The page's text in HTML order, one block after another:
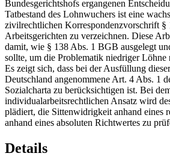
Bundesgerichtshofs ergangenen
Tatbestand des Lohnwuchers ist eine
zivilrechtlichen Korrespondenzvorschrift
Arbeitsgerichten zu verzeichnen. Diese
damit, wie § 138 Abs. 1 BGB ausgelegt
sollte, um die Problematik niedriger Löhne
Es zeigt sich, dass bei der Ausfüllung
Deutschland angenommene Art. 4 Abs. 1
Sozialcharta zu berücksichtigen ist. Bei
individualarbeitsrechtlichen Ansatz wird
plädiert, die Sittenwidrigkeit anhand eines
anhand eines absoluten Richtwertes zu
Details